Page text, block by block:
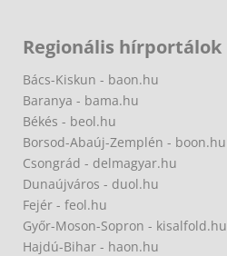
Regionális hírportálok
Bács-Kiskun - baon.hu
Baranya - bama.hu
Békés - beol.hu
Borsod-Abaúj-Zemplén - boon.hu
Csongrád - delmagyar.hu
Dunaújváros - duol.hu
Fejér - feol.hu
Győr-Moson-Sopron - kisalfold.hu
Hajdú-Bihar - haon.hu